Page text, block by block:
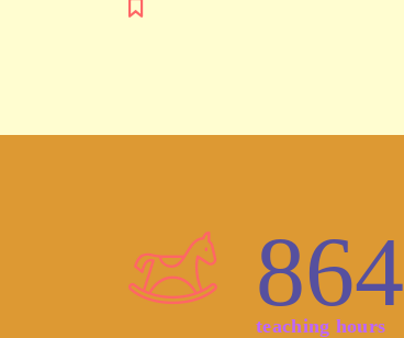
864
teaching hours